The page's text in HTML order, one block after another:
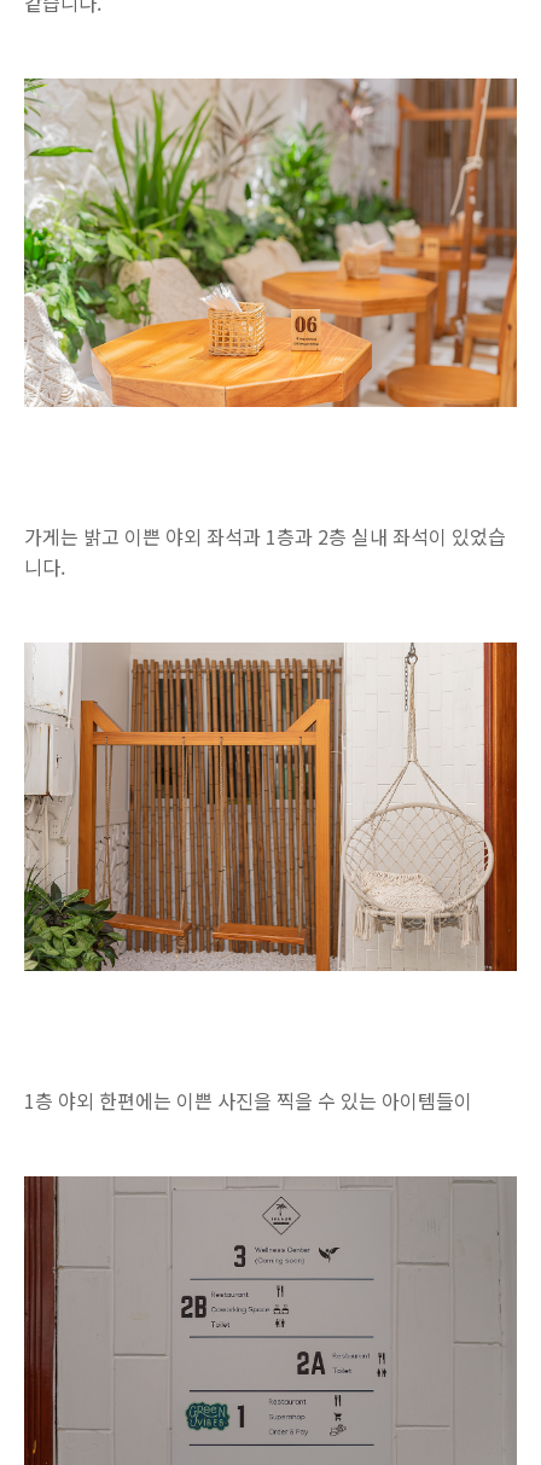
가게는 밝고 이쁜 야외 좌석과 1층과 2층 실내 좌석이 있었습
니다.
1층 야외 한편에는 이쁜 사진을 찍을 수 있는 아이템들이